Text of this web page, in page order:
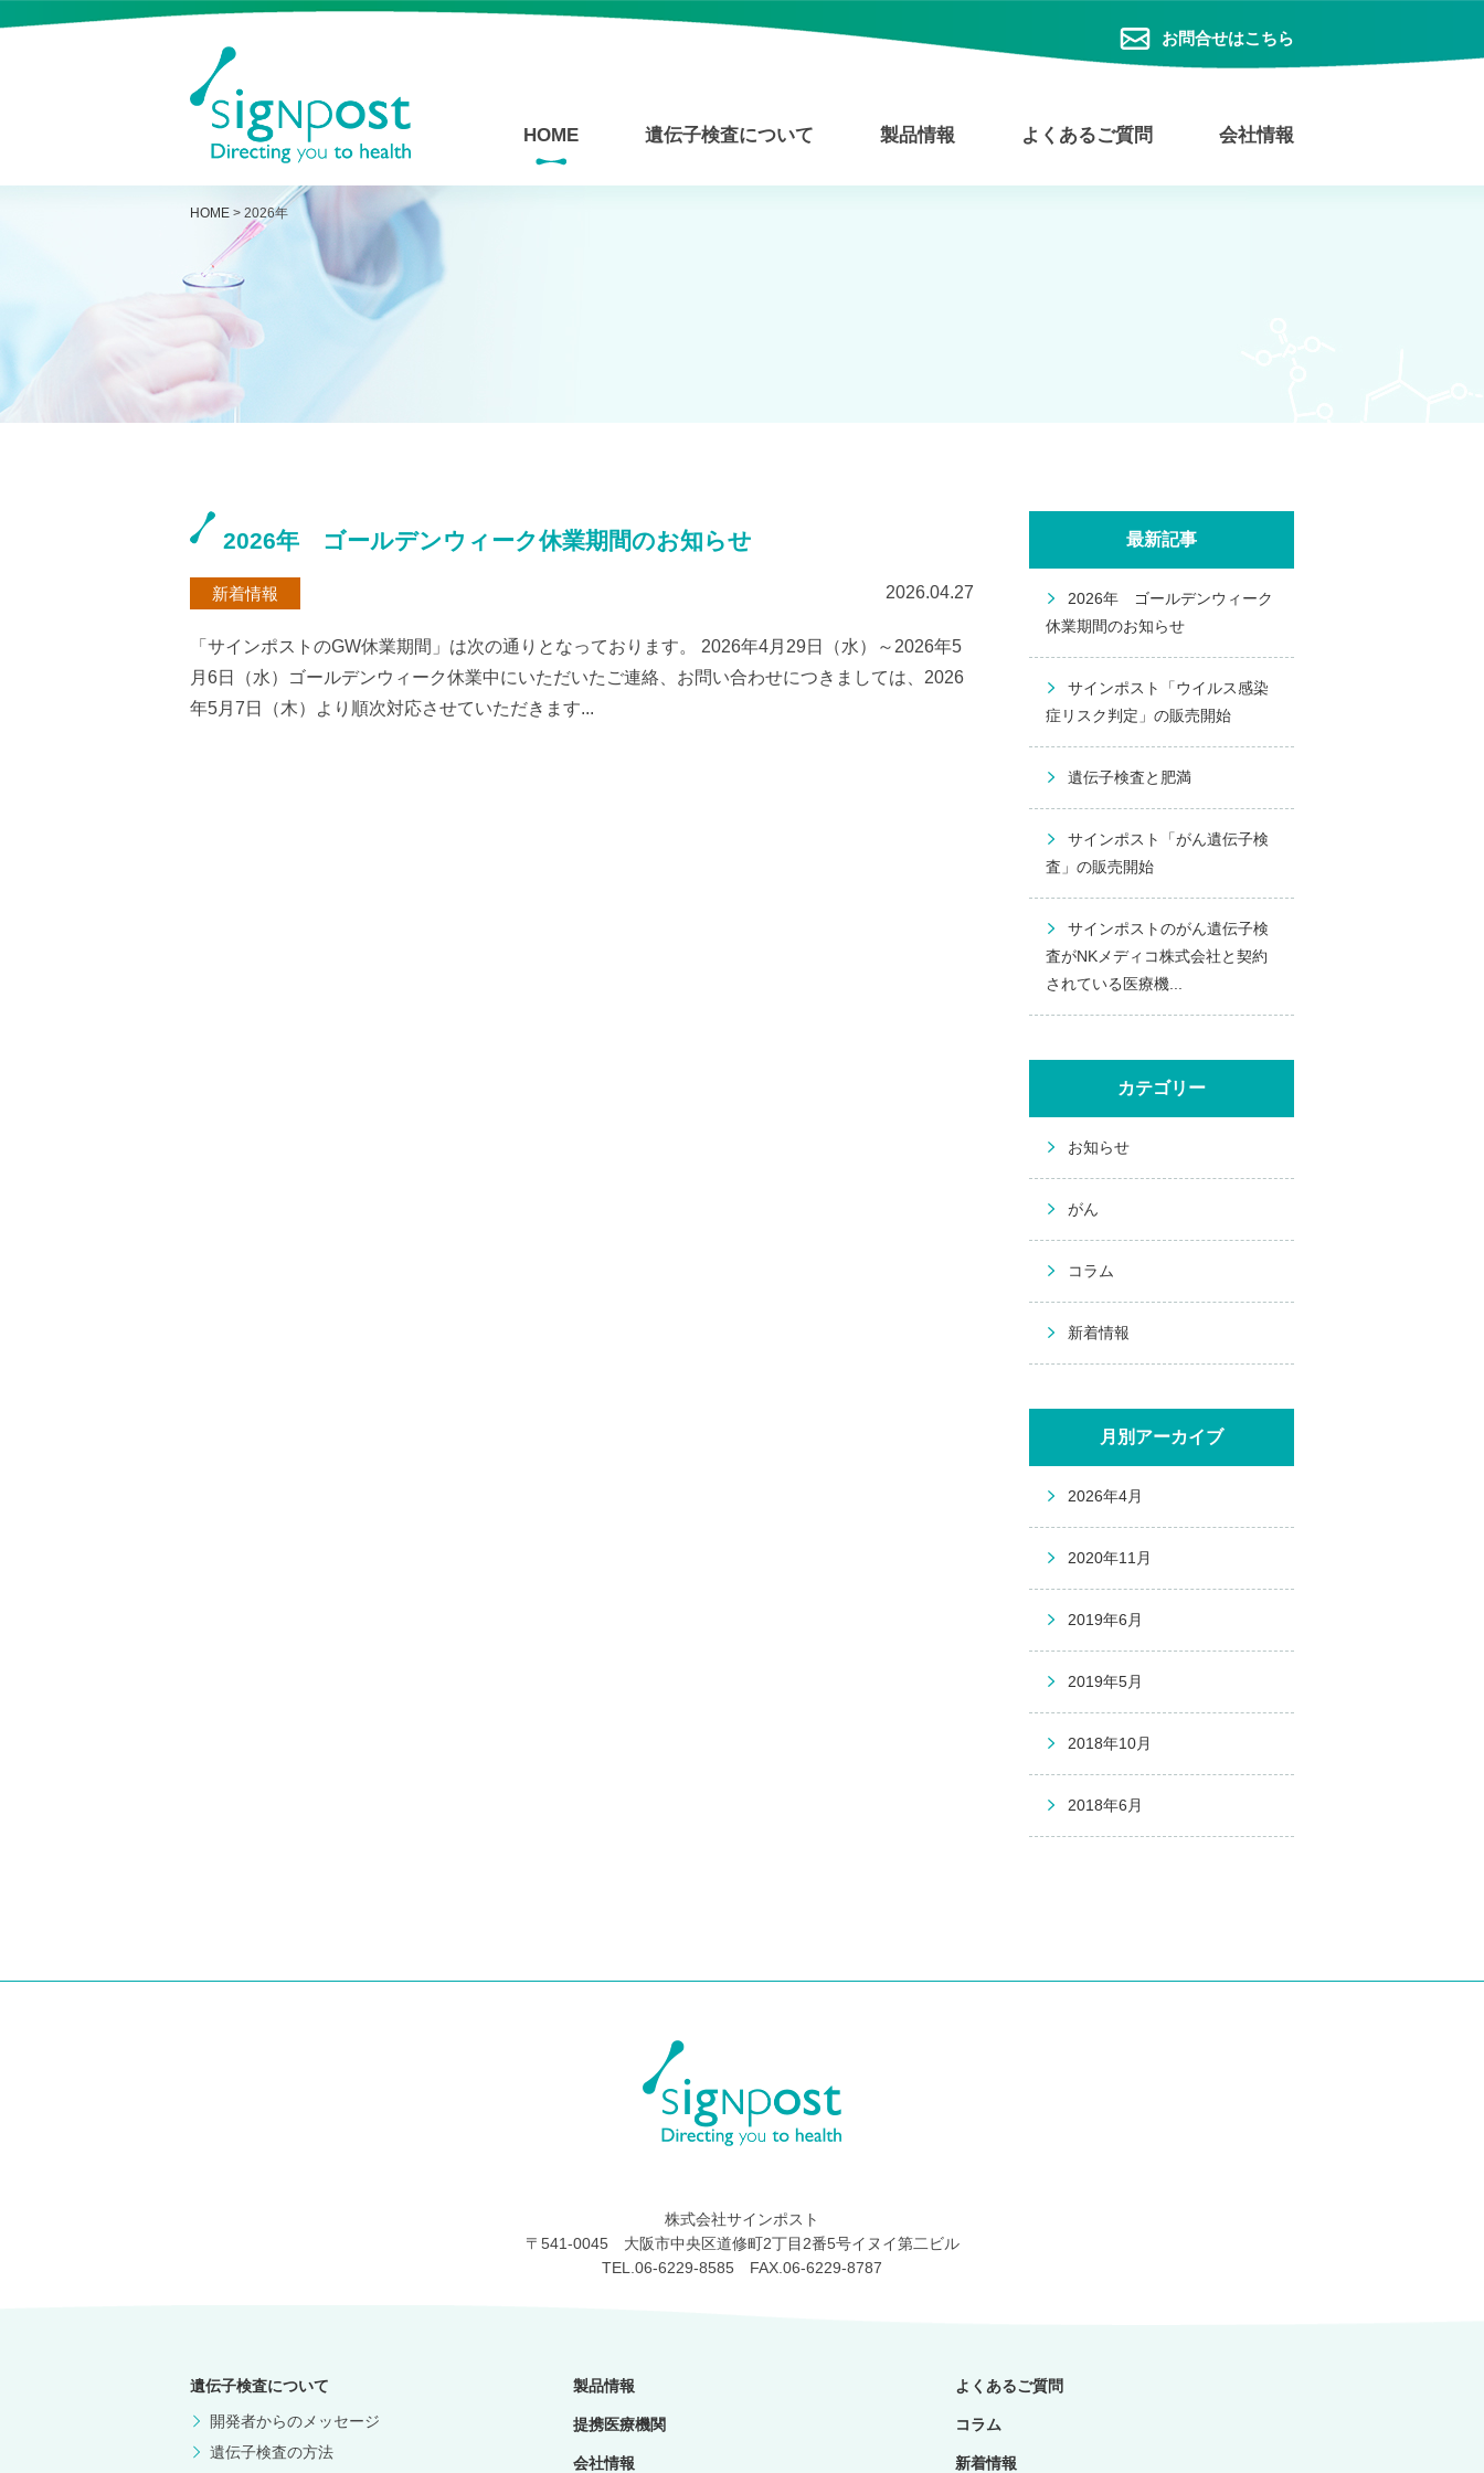
お問合せはこちら
HOME 遺伝子検査について 製品情報 よくあるご質問 会社情報
HOME > 2026年
2026年 ゴールデンウィーク休業期間のお知らせ
2026.04.27
新着情報
「サインポストのGW休業期間」は次の通りとなっております。 2026年4月29日（水）～2026年5
月6日（水）ゴールデンウィーク休業中にいただいたご連絡、お問い合わせにつきましては、2026
年5月7日（木）より順次対応させていただきます...
最新記事
2026年 ゴールデンウィーク
休業期間のお知らせ
サインポスト「ウイルス感染
症リスク判定」の販売開始
遺伝子検査と肥満
サインポスト「がん遺伝子検
査」の販売開始
サインポストのがん遺伝子検
査がNKメディコ株式会社と契約
されている医療機...
カテゴリー
お知らせ
がん
コラム
新着情報
月別アーカイブ
2026年4月
2020年11月
2019年6月
2019年5月
2018年10月
2018年6月
株式会社サインポスト
〒541-0045 大阪市中央区道修町2丁目2番5号イヌイ第二ビル
TEL.06-6229-8585 FAX.06-6229-8787
遺伝子検査について
開発者からのメッセージ
遺伝子検査の方法
製品情報
提携医療機関
会社情報
よくあるご質問
コラム
新着情報